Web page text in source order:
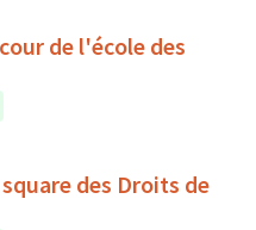
de l'école des
des Droits de